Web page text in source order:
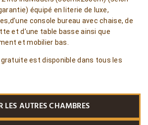
équipé en literie de luxe,
console bureau avec chaise, de
et d’une table basse ainsi que
et mobilier bas.
gratuite est disponible dans tous les
LES AUTRES CHAMBRES